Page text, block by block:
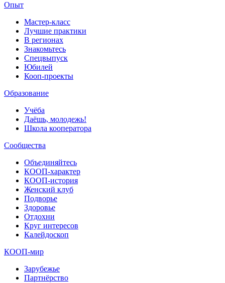
Опыт
Мастер-класс
Лучшие практики
В регионах
Знакомьтесь
Спецвыпуск
Юбилей
Кооп-проекты
Образование
Учёба
Даёшь, молодежь!
Школа кооператора
Сообщества
Объединяйтесь
КООП-характер
КООП-история
Женский клуб
Подворье
Здоровье
Отдохни
Круг интересов
Калейдоскоп
КООП-мир
Зарубежье
Партнёрство